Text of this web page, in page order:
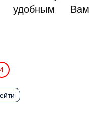
удобным Вам
4